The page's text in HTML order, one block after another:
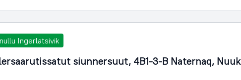
Ingerlatsivik
siunnersuut, 4B1-3-B Naternaq, Nuuk